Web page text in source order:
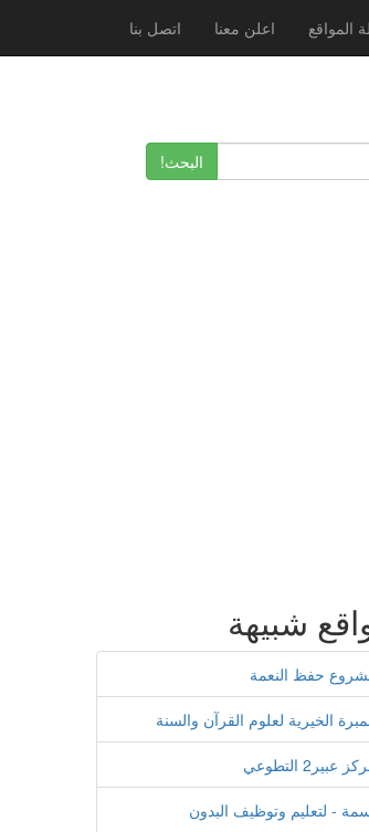
المواقع اعلن معنا اتصل بنا
البحث!
شبيهة
حفظ النعمة
الخيرية لعلوم القرآن والسنة
عبير2 التطوعي
- لتعليم وتوظيف البدون